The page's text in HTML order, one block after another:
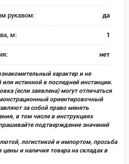
рукавом: да
м: 1
нет
характер и не
истинной в последней инстанции.
(если заявлена) могут отличаться
ориентировочный
за собой право менять
в том числе в инструкциях
подтверждение значений
логистикой и импортом, просьба
и наличия товара на складах в